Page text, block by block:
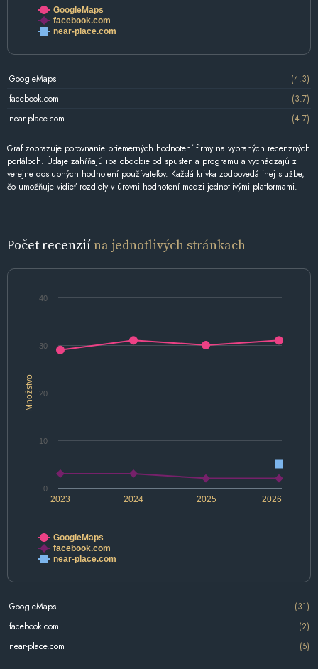
GoogleMaps
facebook.com
near-place.com
GoogleMaps
(4.3)
facebook.com
(3.7)
near-place.com
(4.7)
Graf zobrazuje porovnanie priemerných hodnotení firmy na vybraných recenzných
portáloch. Údaje zahŕňajú iba obdobie od spustenia programu a vychádzajú z
verejne dostupných hodnotení používateľov. Každá krivka zodpovedá inej službe,
čo umožňuje vidieť rozdiely v úrovni hodnotení medzi jednotlivými platformami.
Počet recenziína jednotlivých stránkach
Množstvo
2024 2026
2023 2025
0
10
20
30
40
GoogleMaps
facebook.com
near-place.com
GoogleMaps
(31)
facebook.com
(2)
near-place.com
(5)